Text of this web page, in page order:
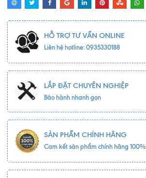
HỖ TRỢ TƯ VẤN ONLINE
Liên hệ hotline: 0935330188
LẮP ĐẶT CHUYÊN NGHIỆP
Bảo hành nhanh gọn
SẢN PHẨM CHÍNH HÃNG
Cam kết sản phẩm chính hãng 100%